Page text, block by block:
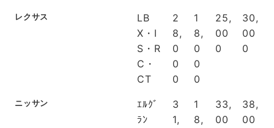
レクサス
LB
X・I
S・R
C・
CT
2
8,
0
0
0
1
8,
0
0
0
25,
00
0
30,
00
0
ニッサン
ｴﾙｸﾞ
ﾗﾝ
3
1,
1
8,
33,
00
38,
00